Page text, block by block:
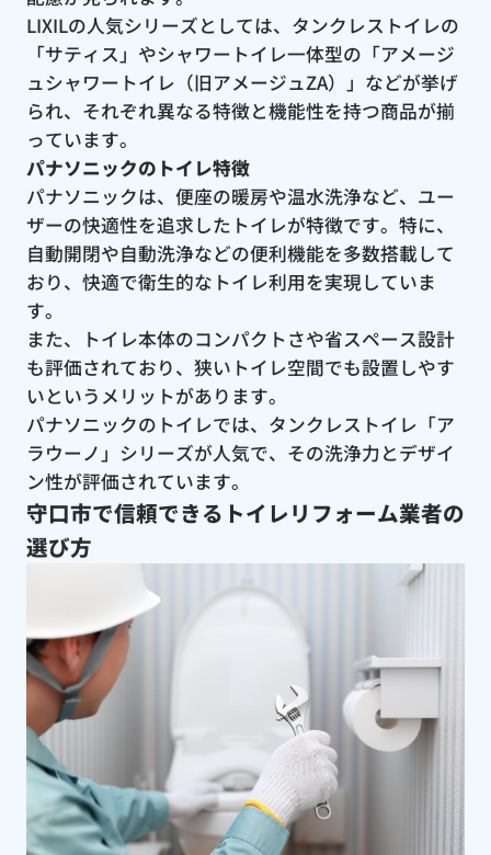
LIXILの人気シリーズとしては、タンクレストイレの
「サティス」やシャワートイレ一体型の「アメージ
ュシャワートイレ（旧アメージュZA）」などが挙げ
られ、それぞれ異なる特徴と機能性を持つ商品が揃
っています。
パナソニックのトイレ特徴
パナソニックは、便座の暖房や温水洗浄など、ユー
ザーの快適性を追求したトイレが特徴です。特に、
自動開閉や自動洗浄などの便利機能を多数搭載して
おり、快適で衛生的なトイレ利用を実現していま
す。
また、トイレ本体のコンパクトさや省スペース設計
も評価されており、狭いトイレ空間でも設置しやす
いというメリットがあります。
パナソニックのトイレでは、タンクレストイレ「ア
ラウーノ」シリーズが人気で、その洗浄力とデザイ
ン性が評価されています。
守口市で信頼できるトイレリフォーム業者の
選び方